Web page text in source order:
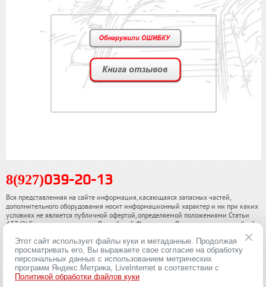
8(927)039-20-13
Вся представленная на сайте информация, касающаяся запасных частей,
дополнительного оборудования носит информационный характер и ни при каких
условиях не является публичной офертой, определяемой положениями Статьи
437 (2) Гражданского кодекса Российской Федерации. Для получения подробной
информации, пожалуйста, обращайтесь к нашим специалистам. чинамобил.рф ©
2013-2026. Все права охраняются законом.
Политика конфиденциальности
Этот сайт использует файлы куки и метаданные. Продолжая
просматривать его, Вы выражаете свое согласие на обработку
персональных данных с использованием метрических
программ Яндекс.Метрика, LiveInternet в соответствии с
Политикой обработки файлов куки